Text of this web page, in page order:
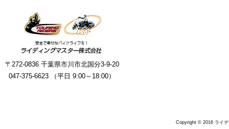
〒272-0836 千葉県市川市北国分3-9-20
047-375-6623 （平日 9:00～18:00）
Copyright © 2016 ライ